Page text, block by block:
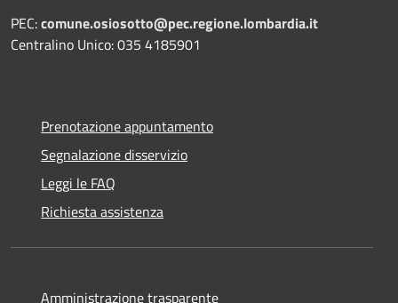
PEC:comune.osiosotto@pec.regione.lombardia.it
Centralino Unico: 035 4185901
Prenotazione appuntamento
Segnalazione disservizio
Leggi le FAQ
Richiesta assistenza
Amministrazione trasparente